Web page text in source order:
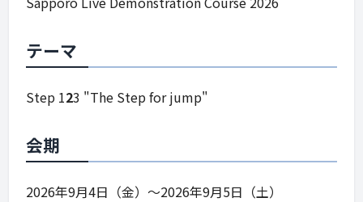
テーマ
Step 123 "The Step for jump"
会期
2026年9月4日（金）～2026年9月5日（土）